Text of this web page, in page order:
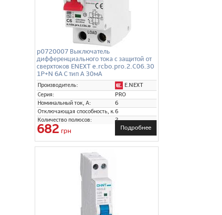
p0720007 Выключатель
дифференциального тока с защитой от
сверхтоков ENEXT e.rcbo.pro.2.C06.30
1P+N 6А С тип А 30мА
Производитель:
E.NEXT
Серия:
PRO
Номинальный ток, А:
6
Отключающая способность, кА:
6
Количество полюсов:
2
682 грн Подробнее